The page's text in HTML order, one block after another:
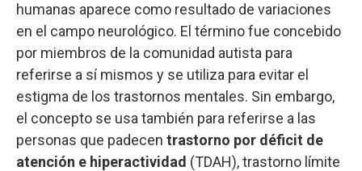
humanas aparece como resultado de variaciones
en el campo neurológico. El término fue concebido
por miembros de la comunidad autista para
referirse a sí mismos y se utiliza para evitar el
estigma de los trastornos mentales. Sin embargo,
el concepto se usa también para referirse a las
personas que padecen trastorno por déficit de
atención e hiperactividad (TDAH), trastorno límite